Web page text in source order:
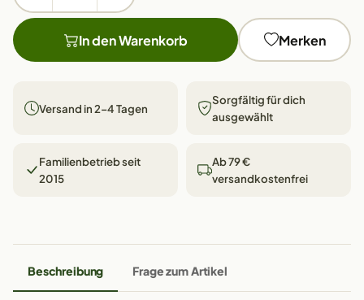
In den Warenkorb Merken
Versand in 2–4 Tagen
Sorgfältig für dich
ausgewählt
Familienbetrieb seit
2015
Ab 79 €
versandkostenfrei
Beschreibung Frage zum Artikel